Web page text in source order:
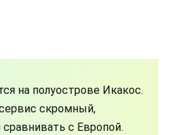
на полуострове Икакос.
скромный,
сравнивать с Европой.